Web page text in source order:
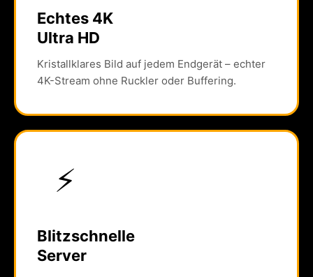
Echtes 4K
Ultra HD
Kristallklares Bild auf jedem Endgerät – echter
4K-Stream ohne Ruckler oder Buffering.
⚡
Blitzschnelle
Server